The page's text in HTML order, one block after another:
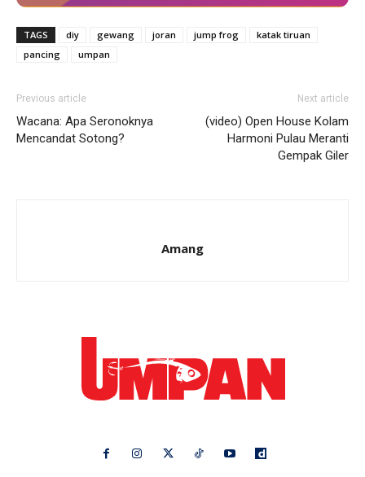
TAGS diy gewang joran jump frog
katak tiruan
pancing
umpan
Previous article
Wacana: Apa Seronoknya
Mencandat Sotong?
Next article
(video) Open House Kolam
Harmoni Pulau Meranti
Gempak Giler
Amang